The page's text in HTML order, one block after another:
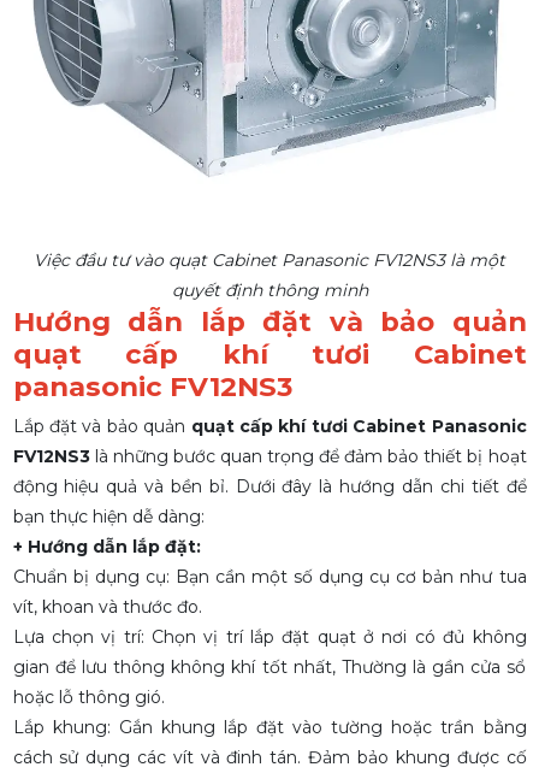
Việc đầu tư vào quạt Cabinet Panasonic FV12NS3 là một
quyết định thông minh
Hướng dẫn lắp đặt và bảo quản
quạt cấp khí tươi Cabinet
panasonic FV12NS3
Lắp đặt và bảo quản quạt cấp khí tươi Cabinet Panasonic
FV12NS3là những bước quan trọng để đảm bảo thiết bị hoạt
động hiệu quả và bền bỉ. Dưới đây là hướng dẫn chi tiết để
bạn thực hiện dễ dàng:
+ Hướng dẫn lắp đặt:
Chuẩn bị dụng cụ: Bạn cần một số dụng cụ cơ bản như tua
vít, khoan và thước đo.
Lựa chọn vị trí: Chọn vị trí lắp đặt quạt ở nơi có đủ không
gian để lưu thông không khí tốt nhất, Thường là gần cửa sổ
hoặc lỗ thông gió.
Lắp khung: Gắn khung lắp đặt vào tường hoặc trần bằng
cách sử dụng các vít và đinh tán. Đảm bảo khung được cố